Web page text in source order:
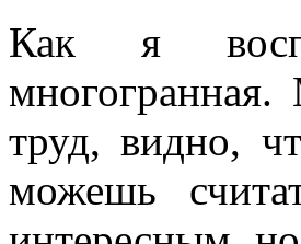
Как я
труд, видно,
можешь